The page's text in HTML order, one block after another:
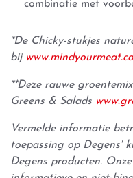
combinatie met
*De Chicky-stukjes
bij
**Deze rauwe
Greens & Salads
Vermelde informatie
toepassing op Degens'
Degens producten.